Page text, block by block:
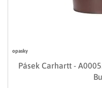
opasky
Pásek Carhartt -